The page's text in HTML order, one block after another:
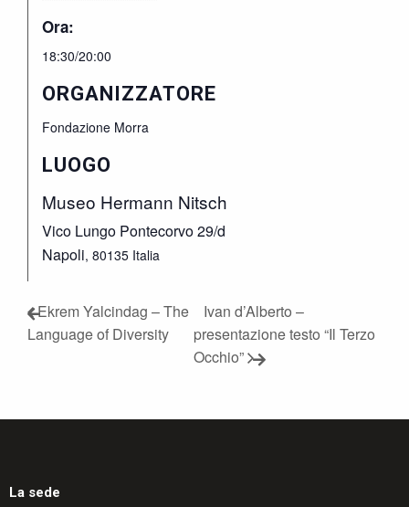
Ora:
18:30/20:00
LUOGO
Museo Hermann Nitsch
Vico Lungo Pontecorvo 29/d
Napoli, 80135 Italia
ORGANIZZATORE
Fondazione Morra
Ekrem Yalcindag – The
Language of Diversity
Ivan d’Alberto –
presentazione testo “Il Terzo
Occhio”
La sede